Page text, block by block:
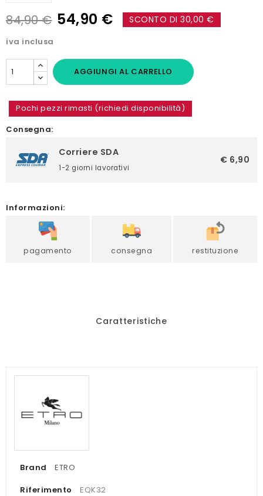
84,90 € 54,90 € SCONTO DI 30,00 €
iva inclusa
AGGIUNGI AL CARRELLO
Pochi pezzi rimasti (richiedi disponibilità)
Consegna:
Corriere SDA
1-2 giorni lavorativi
€ 6,90
Informazioni:
pagamento consegna restituzione
Caratteristiche
Brand
ETRO
Riferimento
EQK32